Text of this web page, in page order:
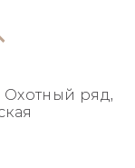
Охотный ряд,